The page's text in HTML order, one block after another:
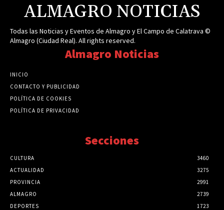
ALMAGRO NOTICIAS
Todas las Noticias y Eventos de Almagro y El Campo de Calatrava ©
Almagro (Ciudad Real). All rights reserved.
Almagro Noticias
INICIO
CONTACTO Y PUBLICIDAD
POLÍTICA DE COOKIES
POLÍTICA DE PRIVACIDAD
Secciones
CULTURA
3460
ACTUALIDAD
3275
PROVINCIA
2991
ALMAGRO
2739
DEPORTES
1723